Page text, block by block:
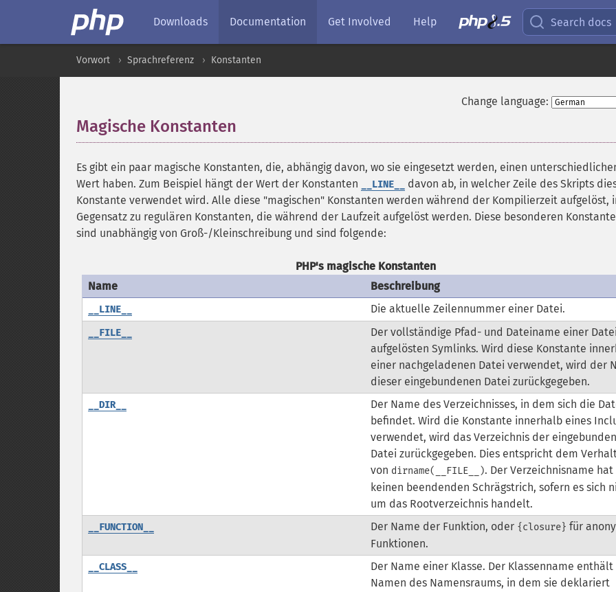
Downloads Documentation Get Involved Help Search docs
Vorwort Sprachreferenz Konstanten
Change language:
Magische Konstanten
Es gibt ein paar magische Konstanten, die, abhängig davon, wo sie eingesetzt werden, einen
Wert haben. Zum Beispiel hängt der Wert der Konstanten
__LINE__
davon ab, in welcher Zeile des Skripts
Konstante verwendet wird. Alle diese "magischen" Konstanten werden während der Kompilierzeit aufgelöst,
Gegensatz zu regulären Konstanten, die während der Laufzeit aufgelöst werden. Diese besonderen
sind unabhängig von Groß-/Kleinschreibung und sind folgende:
PHP's magische Konstanten
Name
Beschreibung
__LINE__ Die aktuelle Zeilennummer einer Datei.
__FILE__
Der vollständige Pfad- und Dateiname einer
aufgelösten Symlinks. Wird diese Konstante
einer nachgeladenen Datei verwendet, wird der
dieser eingebundenen Datei zurückgegeben.
__DIR__
Der Name des Verzeichnisses, in dem sich die
befindet. Wird die Konstante innerhalb eines
verwendet, wird das Verzeichnis der
Datei zurückgegeben. Dies entspricht dem
von dirname(__FILE__). Der Verzeichnisname hat
keinen beendenden Schrägstrich, sofern es sich
um das Rootverzeichnis handelt.
__FUNCTION__ Der Name der Funktion, oder {closure} für
Funktionen.
__CLASS__
Der Name einer Klasse. Der Klassenname enthält
Namen des Namensraums, in dem sie deklariert